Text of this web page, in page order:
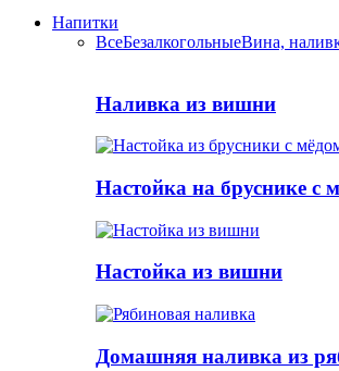
Напитки
ВсеБезалкогольныеВина,
Наливка из вишни
Настойка на бруснике с
Настойка из вишни
Домашняя наливка из